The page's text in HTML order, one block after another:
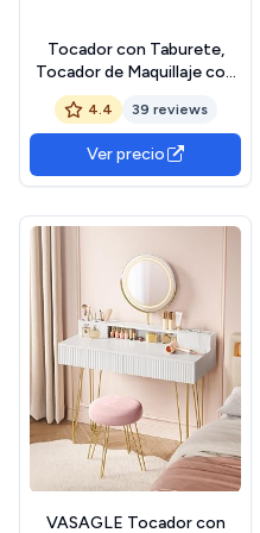
Tocador con Taburete,
Tocador de Maquillaje con
Espejo y Luces LED con
Brillo Ajustable, Mesa de
Maquillaje, 2 Cajones, 4
Compartimentos y 1
Armario, 40 x 108 x 141 cm
4.4 39 reviews
Ver precio
VASAGLE Tocador con